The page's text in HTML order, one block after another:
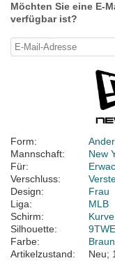
Möchten Sie eine E-
verfügbar ist?
Form:
Mannschaft:
New
Für:
Verschluss:
Design:
Frau
Liga:
MLB
Schirm:
Kurve
Silhouette:
Farbe:
Braun
Artikelzustand:
Neu;